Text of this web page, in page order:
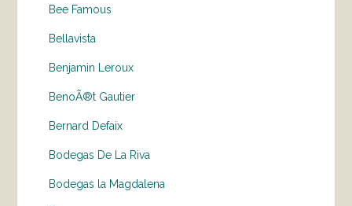
Bee Famous
Bellavista
Benjamin Leroux
BenoÃ®t Gautier
Bernard Defaix
Bodegas De La Riva
Bodegas la Magdalena